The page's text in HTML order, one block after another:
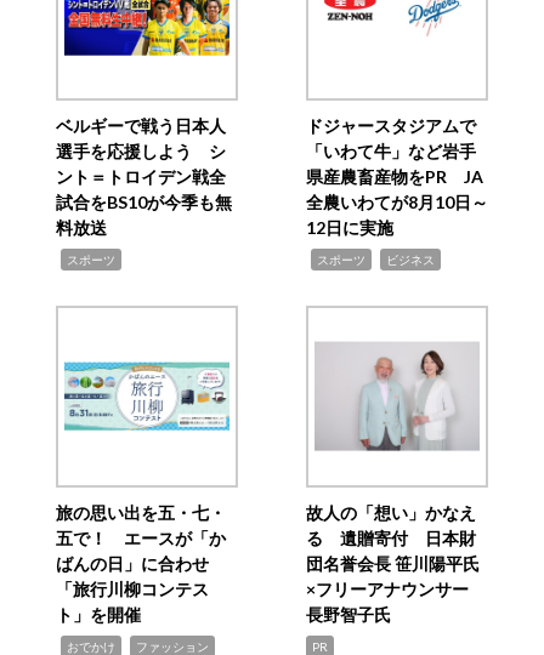
ベルギーで戦う日本人
選手を応援しよう シ
ント＝トロイデン戦全
試合をBS10が今季も無
料放送
スポーツ
ドジャースタジアムで
「いわて牛」など岩手
県産農畜産物をPR JA
全農いわてが8月10日～
12日に実施
スポーツ ビジネス
旅の思い出を五・七・
五で！ エースが「か
ばんの日」に合わせ
「旅行川柳コンテス
ト」を開催
おでかけ ファッション
故人の「想い」かなえ
る 遺贈寄付 日本財
団名誉会長 笹川陽平氏
×フリーアナウンサー
長野智子氏
PR